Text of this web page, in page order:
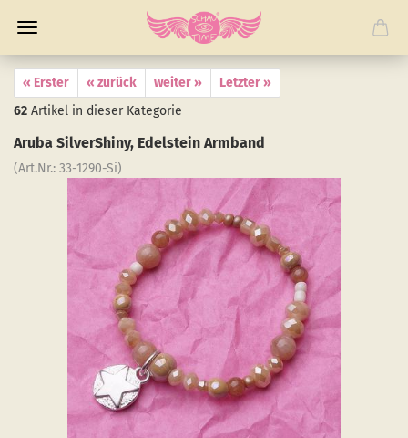
« Erster « zurück weiter »
Letzter »
62 Artikel in dieser Kategorie
Aruba Sil­verS­hiny, Edel­stein Arm­band
(Art.Nr.: 33-​1290-Si)